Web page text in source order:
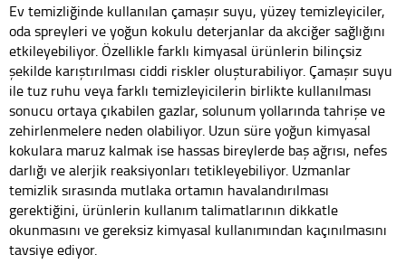
Ev temizliğinde kullanılan çamaşır suyu, yüzey temizleyiciler,
oda spreyleri ve yoğun kokulu deterjanlar da akciğer sağlığını
etkileyebiliyor. Özellikle farklı kimyasal ürünlerin bilinçsiz
şekilde karıştırılması ciddi riskler oluşturabiliyor. Çamaşır suyu
ile tuz ruhu veya farklı temizleyicilerin birlikte kullanılması
sonucu ortaya çıkabilen gazlar, solunum yollarında tahrişe ve
zehirlenmelere neden olabiliyor. Uzun süre yoğun kimyasal
kokulara maruz kalmak ise hassas bireylerde baş ağrısı, nefes
darlığı ve alerjik reaksiyonları tetikleyebiliyor. Uzmanlar
temizlik sırasında mutlaka ortamın havalandırılması
gerektiğini, ürünlerin kullanım talimatlarının dikkatle
okunmasını ve gereksiz kimyasal kullanımından kaçınılmasını
tavsiye ediyor.